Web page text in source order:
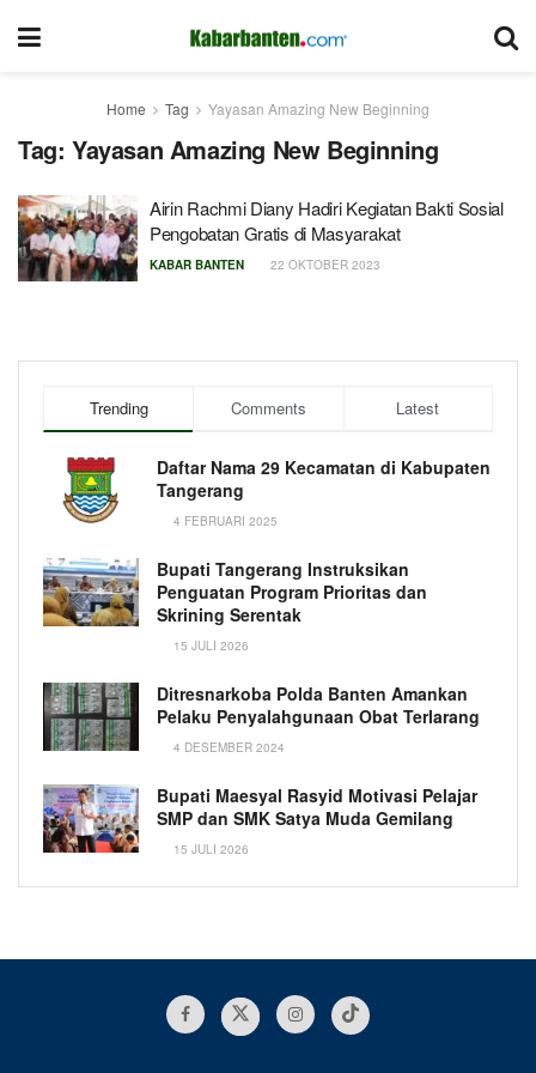
Home Tag Yayasan Amazing New Beginning
Tag: Yayasan Amazing New Beginning
Airin Rachmi Diany Hadiri Kegiatan Bakti Sosial
Pengobatan Gratis di Masyarakat
KABAR BANTEN 22 OKTOBER 2023
Trending Comments Latest
Daftar Nama 29 Kecamatan di Kabupaten
Tangerang
4 FEBRUARI 2025
Bupati Tangerang Instruksikan
Penguatan Program Prioritas dan
Skrining Serentak
15 JULI 2026
Ditresnarkoba Polda Banten Amankan
Pelaku Penyalahgunaan Obat Terlarang
4 DESEMBER 2024
Bupati Maesyal Rasyid Motivasi Pelajar
SMP dan SMK Satya Muda Gemilang
15 JULI 2026